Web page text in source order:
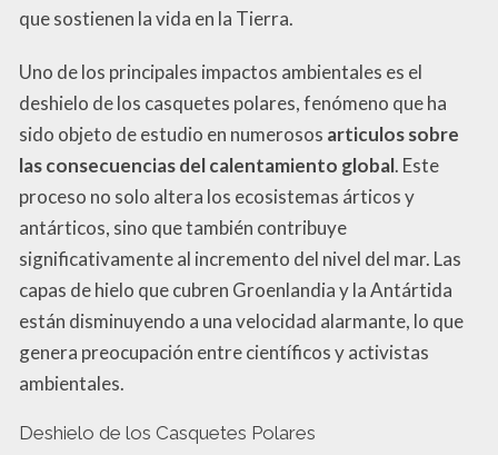
que sostienen la vida en la Tierra.
Uno de los principales impactos ambientales es el
deshielo de los casquetes polares, fenómeno que ha
sido objeto de estudio en numerosos articulos sobre
las consecuencias del calentamiento global. Este
proceso no solo altera los ecosistemas árticos y
antárticos, sino que también contribuye
significativamente al incremento del nivel del mar. Las
capas de hielo que cubren Groenlandia y la Antártida
están disminuyendo a una velocidad alarmante, lo que
genera preocupación entre científicos y activistas
ambientales.
Deshielo de los Casquetes Polares